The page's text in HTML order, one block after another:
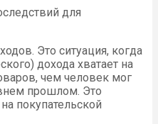
для
Это ситуация, когда
дохода хватает на
чем человек мог
прошлом. Это
покупательской